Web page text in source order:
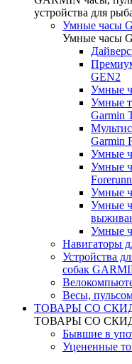
устройства для
Умные часы
Умные часы
GEN2
Умные
Умные
Garmin
Garmin
Умные
Умные
Умные
Умные
Умные
Навигаторы
Устройства
собак
Весы,
ТОВАРЫ СО
ТОВАРЫ СО
Бывшие в
Уцененные